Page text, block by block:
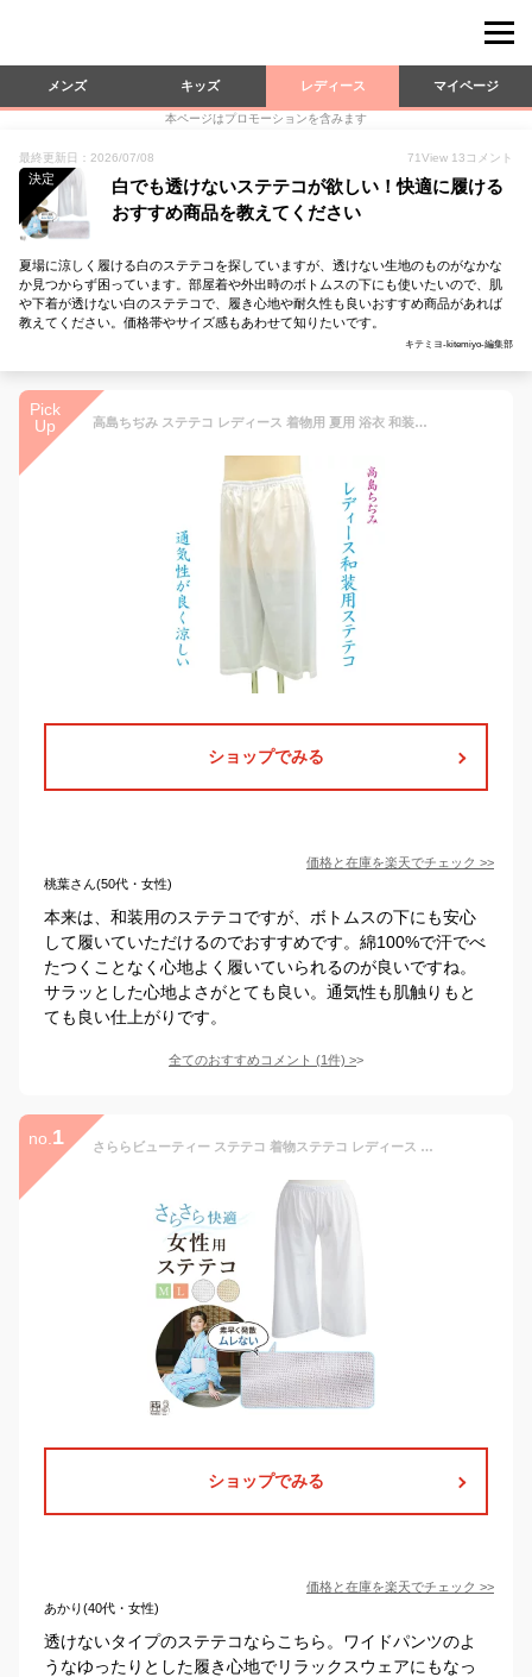
メンズ キッズ レディース マイページ
本ページはプロモーションを含みます
最終更新日：2026/07/08 71View 13 コメント
決定
白でも透けないステテコが欲しい！快適に履ける
おすすめ商品を教えてください
夏場に涼しく履ける白のステテコを探していますが、透けない生地のものがなかな
か見つからず困っています。部屋着や外出時のボトムスの下にも使いたいので、肌
や下着が透けない白のステテコで、履き心地や耐久性も良いおすすめ商品があれば
教えてください。価格帯やサイズ感もあわせて知りたいです。
キテミヨ-kitemiyo-編集部
Pick
Up
高島ちぢみ ステテコ レディース 着物用 夏用 浴衣 和装用 日本製 白 綿100 和装下着 クレープ生地 大きいサイズも有り 女性用 下ばき 裾除け 肌着 楊柳 涼しい さらさら 快適 べた付かない 清涼感 洗える 国産 お買い物マラソン
ショップでみる
価格と在庫を楽天でチェック >>
桃葉さん(50代・女性)
本来は、和装用のステテコですが、ボトムスの下にも安心
して履いていただけるのでおすすめです。綿100%で汗でべ
たつくことなく心地よく履いていられるのが良いですね。
サラッとした心地よさがとても良い。通気性も肌触りもと
ても良い仕上がりです。
全てのおすすめコメント (1件) >
no. 1 さららビューティー ステテコ 着物ステテコ レディース 着物用ステテコ 女性用ステテコ 涼しい ML サイズ 吸汗速乾 単衣 夏着物 浴衣 白 ベージュ 透けない
ショップでみる
価格と在庫を楽天でチェック >>
あかり(40代・女性)
透けないタイプのステテコならこちら。ワイドパンツのよ
うなゆったりとした履き心地でリラックスウェアにもなっ